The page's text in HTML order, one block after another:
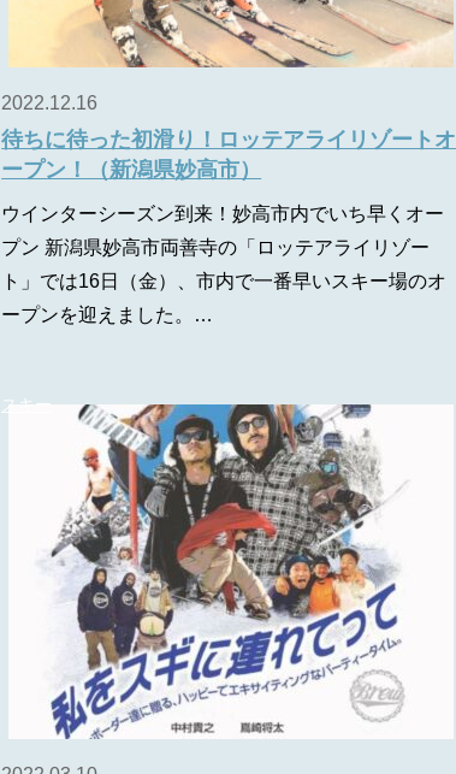
2022.12.16
待ちに待った初滑り！ロッテアライリゾートオ
ープン！（新潟県妙高市）
ウインターシーズン到来！妙高市内でいち早くオー
プン 新潟県妙高市両善寺の「ロッテアライリゾー
ト」では16日（金）、市内で一番早いスキー場のオ
ープンを迎えました。…
スキー